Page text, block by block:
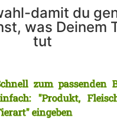
damit du
was Deinem
tut
zum passenden
"Produkt,
eingeben